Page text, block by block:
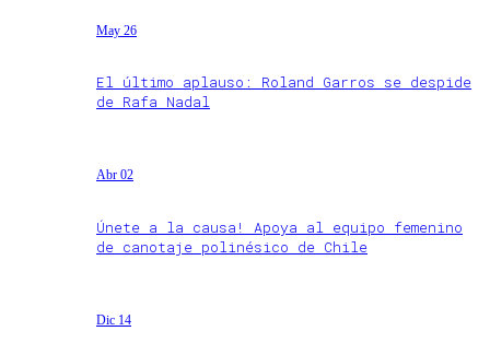
May 26
El último aplauso: Roland Garros se despide
de Rafa Nadal
Abr 02
Únete a la causa! Apoya al equipo femenino
de canotaje polinésico de Chile
Dic 14